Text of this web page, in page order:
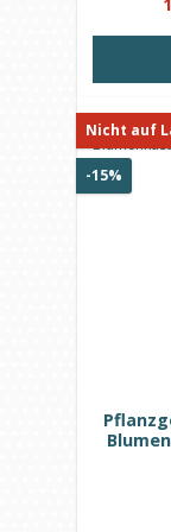
Nicht auf
-15%